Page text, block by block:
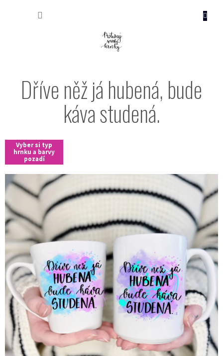
Dříve něž já hubená, bude
káva studená.
Vyber si typ
hrnku a barvy
pozadí